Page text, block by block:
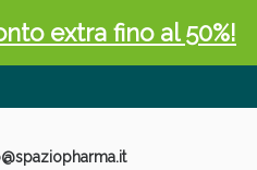
extra fino al 50%!